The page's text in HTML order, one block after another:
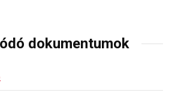
dokumentumok